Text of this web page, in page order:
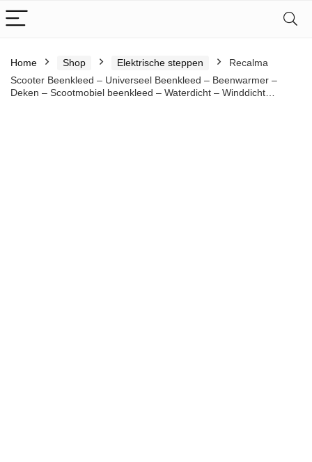
Home Shop Elektrische steppen
Recalma
Scooter Beenkleed – Universeel Beenkleed – Beenwarmer –
Deken – Scootmobiel beenkleed – Waterdicht – Winddicht…